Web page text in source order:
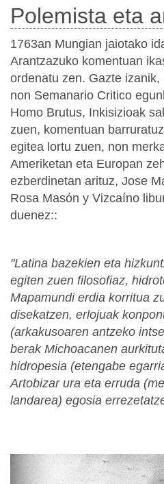
Polemista eta
1763an Mungian jaiotako
Arantzazuko komentuan
ordenatu zen. Gazte
non Semanario Critico
Homo Brutus, Inkisizioak
zuen, komentuan
egitea lortu zuen, non
Ameriketan eta Europan
ezberdinetan arituz, Jose
Rosa Masón y Vizcaíno
duenez::
"Latina bazekien eta
egiten zuen filosofiaz,
Mapamundi erdia korritua
disekatzen, erlojuak
(arkakusoaren antzeko
berak Michoacanen
hidropesia (etengabe
Artobizar ura eta erruda
landarea) egosia